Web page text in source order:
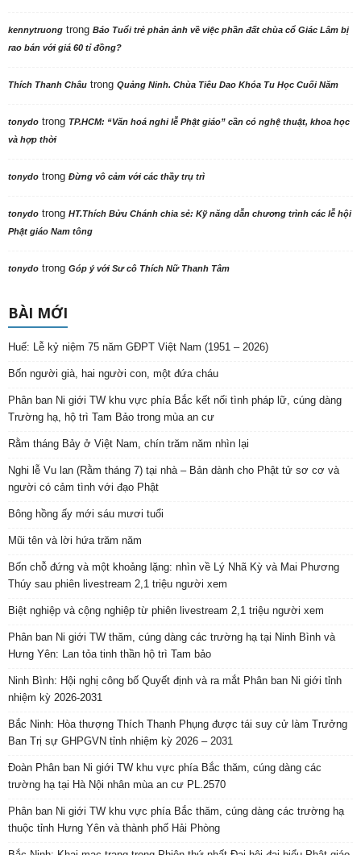
kennytruong trong Báo Tuổi trẻ phản ảnh về việc phần đất chùa cổ Giác Lâm bị
rao bán với giá 60 tỉ đồng?
Thích Thanh Châu trong Quảng Ninh. Chùa Tiêu Dao Khóa Tu Học Cuối Năm
tonydo trong TP.HCM: “Văn hoá nghi lễ Phật giáo” cần có nghệ thuật, khoa học
và hợp thời
tonydo trong Đừng vô cảm với các thầy trụ trì
tonydo trong HT.Thích Bửu Chánh chia sẻ: Kỹ năng dẫn chương trình các lễ hội
Phật giáo Nam tông
tonydo trong Góp ý với Sư cô Thích Nữ Thanh Tâm
BÀI MỚI
Huế: Lễ kỷ niệm 75 năm GĐPT Việt Nam (1951 – 2026)
Bốn người già, hai người con, một đứa cháu
Phân ban Ni giới TW khu vực phía Bắc kết nối tình pháp lữ, cúng dàng
Trường hạ, hộ trì Tam Bảo trong mùa an cư
Rằm tháng Bảy ở Việt Nam, chín trăm năm nhìn lại
Nghi lễ Vu lan (Rằm tháng 7) tại nhà – Bản dành cho Phật tử sơ cơ và
người có cảm tình với đạo Phật
Bông hồng ấy mới sáu mươi tuổi
Mũi tên và lời hứa trăm năm
Bốn chỗ đứng và một khoảng lặng: nhìn về Lý Nhã Kỳ và Mai Phương
Thúy sau phiên livestream 2,1 triệu người xem
Biệt nghiệp và cộng nghiệp từ phiên livestream 2,1 triệu người xem
Phân ban Ni giới TW thăm, cúng dàng các trường hạ tại Ninh Bình và
Hưng Yên: Lan tỏa tinh thần hộ trì Tam bảo
Ninh Bình: Hội nghị công bố Quyết định và ra mắt Phân ban Ni giới tỉnh
nhiệm kỳ 2026-2031
Bắc Ninh: Hòa thượng Thích Thanh Phụng được tái suy cử làm Trưởng
Ban Trị sự GHPGVN tỉnh nhiệm kỳ 2026 – 2031
Đoàn Phân ban Ni giới TW khu vực phía Bắc thăm, cúng dàng các
trường hạ tại Hà Nội nhân mùa an cư PL.2570
Phân ban Ni giới TW khu vực phía Bắc thăm, cúng dàng các trường hạ
thuộc tỉnh Hưng Yên và thành phố Hải Phòng